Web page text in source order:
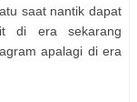
saat nantik dapat
di era sekarang
apalagi di era